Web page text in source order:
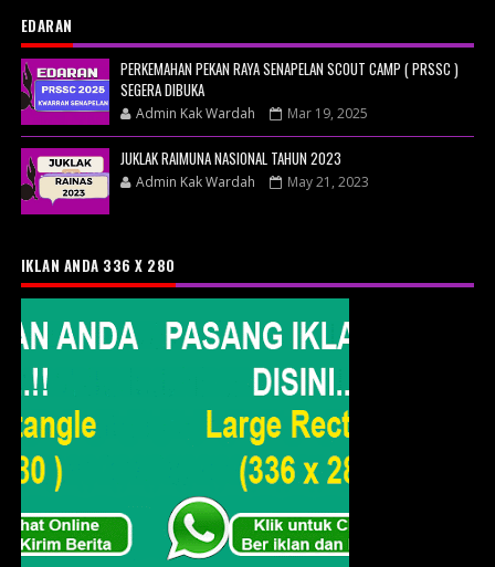
EDARAN
PERKEMAHAN PEKAN RAYA SENAPELAN SCOUT CAMP ( PRSSC )
SEGERA DIBUKA
Admin Kak Wardah Mar 19, 2025
JUKLAK RAIMUNA NASIONAL TAHUN 2023
Admin Kak Wardah May 21, 2023
IKLAN ANDA 336 X 280